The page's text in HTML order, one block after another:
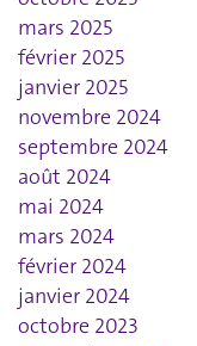
mars 2025
février 2025
janvier 2025
novembre 2024
septembre 2024
août 2024
mai 2024
mars 2024
février 2024
janvier 2024
octobre 2023